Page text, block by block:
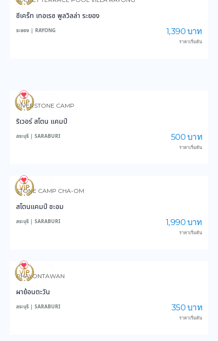
ซีเคร็ท เทอเรซ พูลวิลล่า ระยอง
ระยอง | RAYONG 1,390 บาท
ราคาเริ่มต้น
101
RIVERSTONE CAMP
ริเวอร์ สโตน แคมป์
สระบุรี | SARABURI 500 บาท
ราคาเริ่มต้น
105
STONE CAMP CHA-OM
สโตนแคมป์ ชะอม
สระบุรี | SARABURI 1,990 บาท
ราคาเริ่มต้น
219
PHAYONTAWAN
ผาย้อนตะวัน
สระบุรี | SARABURI 350 บาท
ราคาเริ่มต้น